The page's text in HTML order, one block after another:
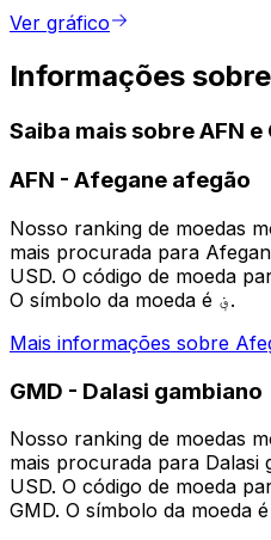
Ver gráfico
Informações
Saiba mais sobre AFN e
AFN - Afegane afegão
Nosso ranking de moedas
mais procurada para
USD. O código de moeda
O símbolo da moeda é ؋.
Mais informações sobre
GMD - Dalasi gambiano
Nosso ranking de moedas
mais procurada para Dalasi
USD. O código de moeda
GMD. O símbolo da moeda é